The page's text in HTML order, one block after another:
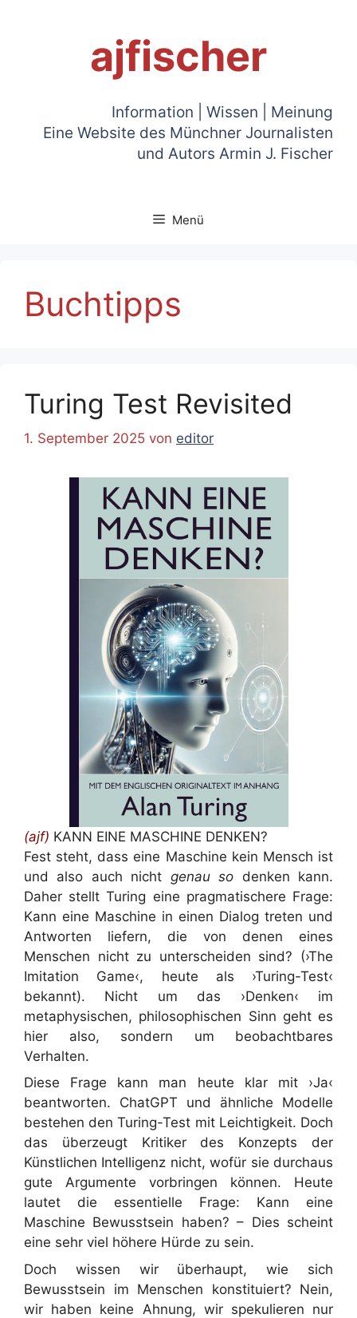
ajfischer
Information | Wissen | Meinung
Eine Website des Münchner Journalisten
und Autors Armin J. Fischer
Menü
Buchtipps
Turing Test Revisited
1. September 2025 von editor
(ajf) KANN EINE MASCHINE DENKEN?
Fest steht, dass eine Maschine kein Mensch ist
und also auch nicht genau so denken kann.
Daher stellt Turing eine pragmatischere Frage:
Kann eine Maschine in einen Dialog treten und
Antworten liefern, die von denen eines
Menschen nicht zu unterscheiden sind? (›The
Imitation Game‹, heute als ›Turing-Test‹
bekannt). Nicht um das ›Denken‹ im
metaphysischen, philosophischen Sinn geht es
hier also, sondern um beobachtbares
Verhalten.
Diese Frage kann man heute klar mit ›Ja‹
beantworten. ChatGPT und ähnliche Modelle
bestehen den Turing-Test mit Leichtigkeit. Doch
das überzeugt Kritiker des Konzepts der
Künstlichen Intelligenz nicht, wofür sie durchaus
gute Argumente vorbringen können. Heute
lautet die essentielle Frage: Kann eine
Maschine Bewusstsein haben? – Dies scheint
eine sehr viel höhere Hürde zu sein.
Doch wissen wir überhaupt, wie sich
Bewusstsein im Menschen konstituiert? Nein,
wir haben keine Ahnung, wir spekulieren nur